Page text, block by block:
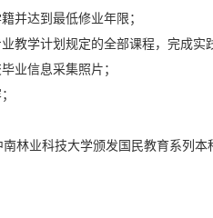
并达到最低修业年限；
教学计划规定的全部课程，完成
业信息采集照片；
林业科技大学颁发国民教育系列